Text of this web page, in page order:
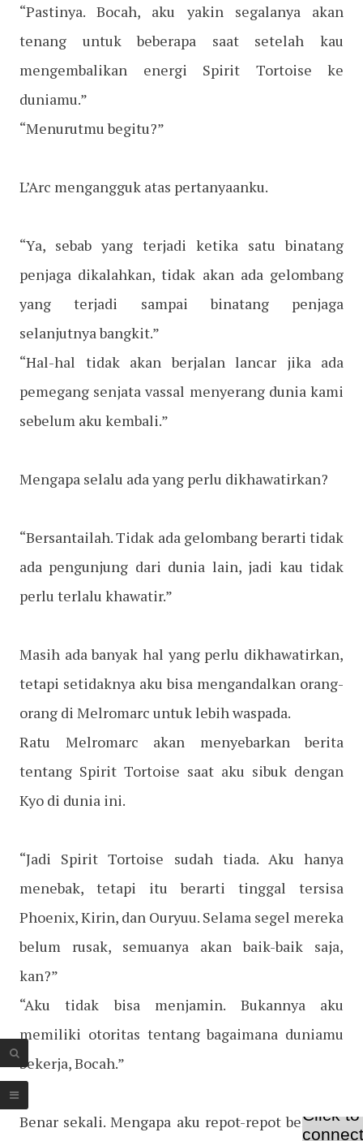
“Pastinya. Bocah, aku yakin segalanya akan
tenang untuk beberapa saat setelah kau
mengembalikan energi Spirit Tortoise ke
duniamu.”
“Menurutmu begitu?”
L’Arc mengangguk atas pertanyaanku.
“Ya, sebab yang terjadi ketika satu binatang
penjaga dikalahkan, tidak akan ada gelombang
yang terjadi sampai binatang penjaga
selanjutnya bangkit.”
“Hal-hal tidak akan berjalan lancar jika ada
pemegang senjata vassal menyerang dunia kami
sebelum aku kembali.”
Mengapa selalu ada yang perlu dikhawatirkan?
“Bersantailah. Tidak ada gelombang berarti tidak
ada pengunjung dari dunia lain, jadi kau tidak
perlu terlalu khawatir.”
Masih ada banyak hal yang perlu dikhawatirkan,
tetapi setidaknya aku bisa mengandalkan orang-
orang di Melromarc untuk lebih waspada.
Ratu Melromarc akan menyebarkan berita
tentang Spirit Tortoise saat aku sibuk dengan
Kyo di dunia ini.
“Jadi Spirit Tortoise sudah tiada. Aku hanya
menebak, tetapi itu berarti tinggal tersisa
Phoenix, Kirin, dan Ouryuu. Selama segel mereka
belum rusak, semuanya akan baik-baik saja,
kan?”
“Aku tidak bisa menjamin. Bukannya aku
memiliki otoritas tentang bagaimana duniamu
bekerja, Bocah.”
Benar sekali. Mengapa aku repot-repot bertanya